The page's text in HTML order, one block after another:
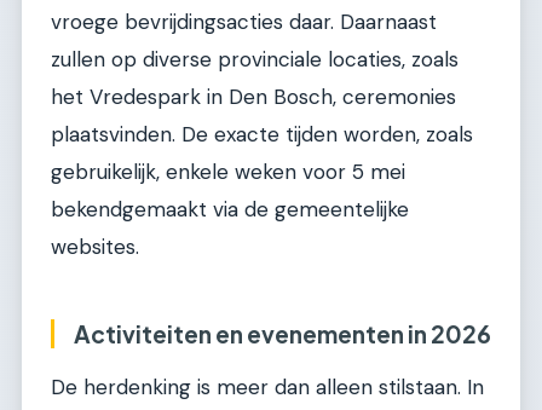
vroege bevrijdingsacties daar. Daarnaast
zullen op diverse provinciale locaties, zoals
het Vredespark in Den Bosch, ceremonies
plaatsvinden. De exacte tijden worden, zoals
gebruikelijk, enkele weken voor 5 mei
bekendgemaakt via de gemeentelijke
websites.
Activiteiten en evenementen in 2026
De herdenking is meer dan alleen stilstaan. In